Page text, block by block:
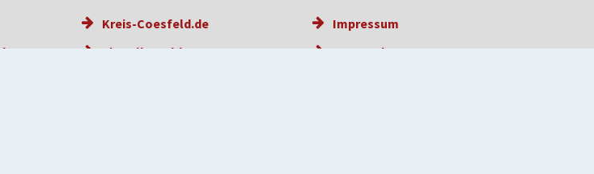
Kreis-Coesfeld.de
Aktuelle Meldungen
Impressum
Datenschutz